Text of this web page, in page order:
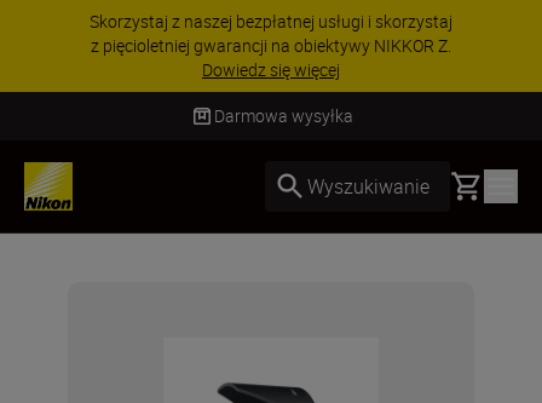
Skorzystaj z naszej bezpłatnej usługi i skorzystaj
z pięcioletniej gwarancji na obiektywy NIKKOR Z.
Dowiedz się więcej
Darmowa wysyłka
Wyszukiwanie Basket